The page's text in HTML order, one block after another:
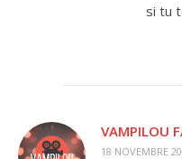
si tu
VAMPILOU
18 NOVEMBRE